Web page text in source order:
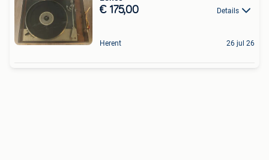
€ 175,00 Details
Herent 26 jul 26